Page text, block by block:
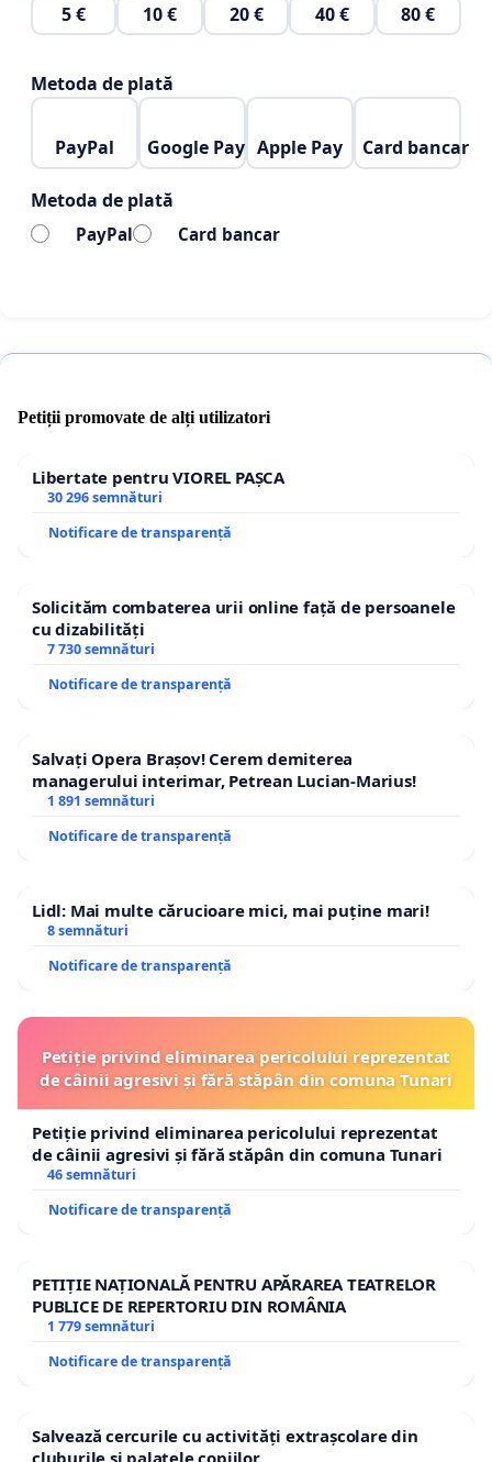
5 €
10 € 20 € 40 € 80 €
Metoda de plată
PayPal Google Pay Apple Pay Card bancar
Metoda de plată
PayPal Card bancar
Petiții promovate de alți utilizatori
Libertate pentru VIOREL PAȘCA
30 296 semnături
Notificare de transparență
Solicităm combaterea urii online față de persoanele
cu dizabilități
7 730 semnături
Notificare de transparență
Salvați Opera Brașov! Cerem demiterea
managerului interimar, Petrean Lucian-Marius!
1 891 semnături
Notificare de transparență
Lidl: Mai multe cărucioare mici, mai puține mari!
8 semnături
Notificare de transparență
Petiție privind eliminarea pericolului reprezentat
de câinii agresivi și fără stăpân din comuna Tunari
Petiție privind eliminarea pericolului reprezentat
de câinii agresivi și fără stăpân din comuna Tunari
46 semnături
Notificare de transparență
PETIȚIE NAȚIONALĂ PENTRU APĂRAREA TEATRELOR
PUBLICE DE REPERTORIU DIN ROMÂNIA
1 779 semnături
Notificare de transparență
Salvează cercurile cu activități extrașcolare din
cluburile și palatele copiilor